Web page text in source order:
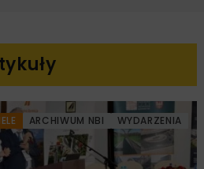
ARCHIWUM NBI WYDARZENIA